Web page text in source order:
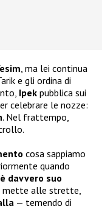
, ma lei continua
e gli ordina di
Ipek pubblica sui
celebrare le nozze:
. Nel frattempo,
cosa sappiamo
quando
davvero suo
mette alle strette,
— temendo di